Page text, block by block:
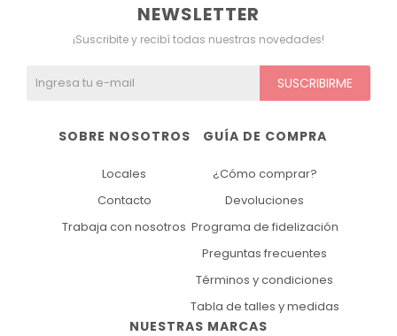
NUESTRAS MARCAS
GUÍA DE COMPRA
¿Cómo comprar?
Devoluciones
Programa de fidelización
Preguntas frecuentes
Términos y condiciones
Tabla de talles y medidas
SOBRE NOSOTROS
Locales
Contacto
Trabaja con nosotros
NEWSLETTER
¡Suscribite y recibí todas nuestras novedades!
SUSCRIBIRME